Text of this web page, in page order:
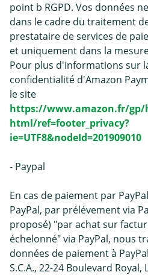
point b RGPD. Vos données
dans le cadre du traitement
prestataire de services de
et uniquement dans la
Pour plus d'informations sur
confidentialité d'Amazon
le site
https://www.amazon.fr/gp/
html/ref=footer_privacy?
ie=UTF8&nodeId=201909010
- Paypal
En cas de paiement par
PayPal, par prélévement via
proposé) "par achat sur
échelonné" via PayPal, nous
données de paiement à
S.C.A., 22-24 Boulevard